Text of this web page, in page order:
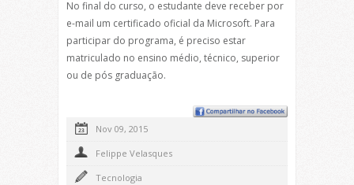
No final do curso, o estudante deve receber por
e-mail um certificado oficial da Microsoft. Para
participar do programa, é preciso estar
matriculado no ensino médio, técnico, superior
ou de pós graduação.
Nov 09, 2015
Felippe Velasques
Tecnologia